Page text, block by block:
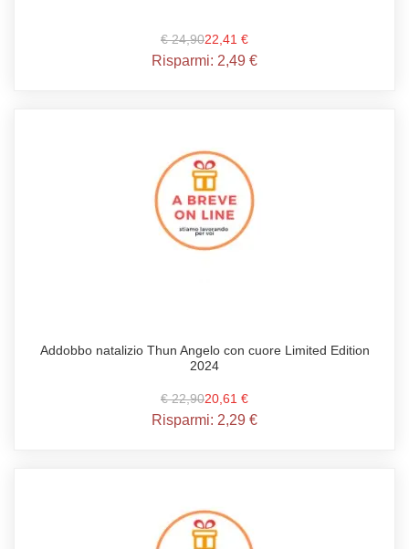
€ 24,9022,41 €
Risparmi: 2,49 €
Addobbo natalizio Thun Angelo con cuore Limited Edition
2024
€ 22,9020,61 €
Risparmi: 2,29 €